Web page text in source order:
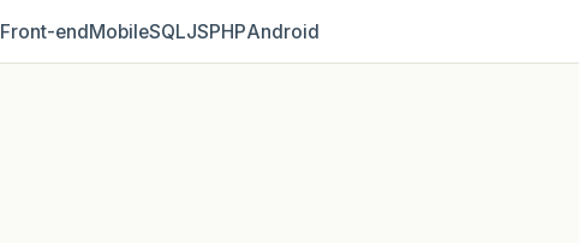
Front‑endMobileSQLJSPHPAndroid